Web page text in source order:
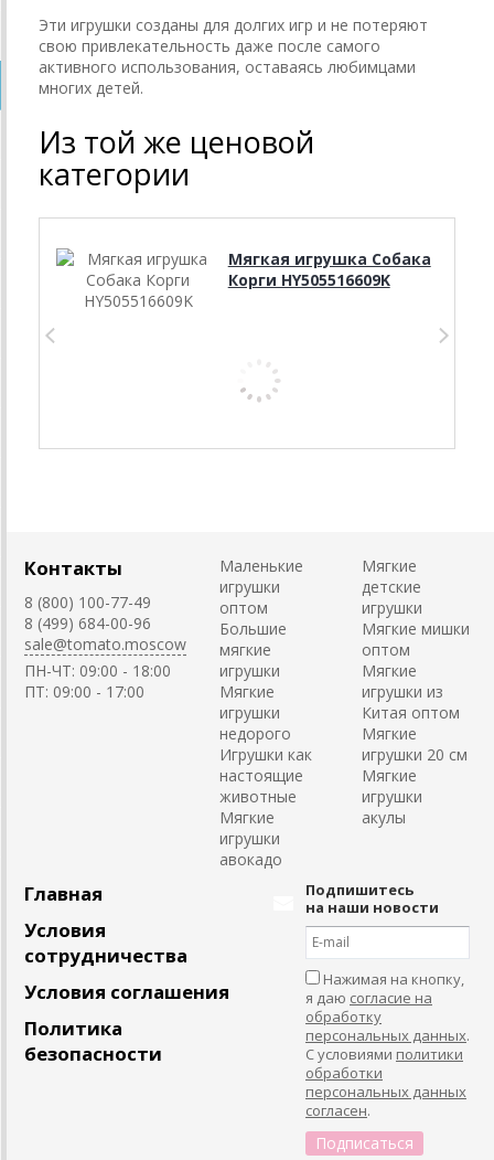
Эти игрушки созданы для долгих игр и не потеряют
свою привлекательность даже после самого
активного использования, оставаясь любимцами
многих детей.
Из той же ценовой
категории
Мягкая игрушка Собака
Корги HY505516609K
Контакты
8 (800) 100-77-49
8 (499) 684-00-96
sale@tomato.moscow
ПН-ЧТ: 09:00 - 18:00
ПТ: 09:00 - 17:00
Маленькие
игрушки
оптом
Большие
мягкие
игрушки
Мягкие
игрушки
недорого
Игрушки как
настоящие
животные
Мягкие
игрушки
авокадо
Мягкие
детские
игрушки
Мягкие мишки
оптом
Мягкие
игрушки из
Китая оптом
Мягкие
игрушки 20 см
Мягкие
игрушки
акулы
Главная
Условия
сотрудничества
Условия соглашения
Политика
безопасности
Подпишитесь
на наши новости
Нажимая на кнопку,
я даю согласие на
обработку
персональных данных.
С условиями политики
обработки
персональных данных
согласен.